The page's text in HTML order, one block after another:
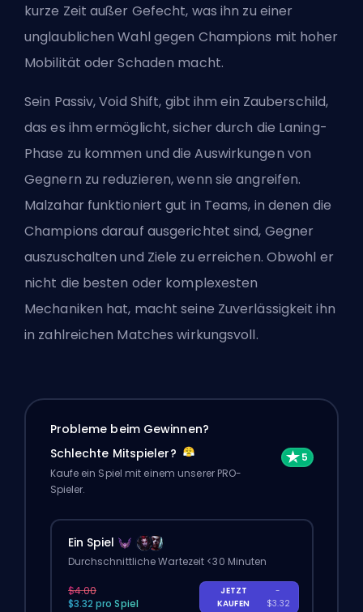
kurze Zeit außer Gefecht, was ihn zu einer
unglaublichen Wahl gegen Champions mit hoher
Mobilität oder Schaden macht.
Sein Passiv, Void Shift, gibt ihm ein Zauberschild,
das es ihm ermöglicht, sicher durch die Laning-
Phase zu kommen und die Auswirkungen von
Gegnern zu reduzieren, wenn sie angreifen.
Malzahar funktioniert gut in Teams, in denen die
Champions darauf ausgerichtet sind, Gegner
auszuschalten und Ziele zu erreichen. Obwohl er
nicht die besten oder komplexesten
Mechaniken hat, macht seine Zuverlässigkeit ihn
in zahlreichen Matches wirkungsvoll.
Probleme beim Gewinnen?
Schlechte Mitspieler?
Kaufe ein Spiel mit einem unserer PRO-
Spieler.
Ein Spiel
Durchschnittliche Wartezeit <30 Minuten
$4.00
$3.32 pro Spiel
JETZT
KAUFEN
-
$3.32